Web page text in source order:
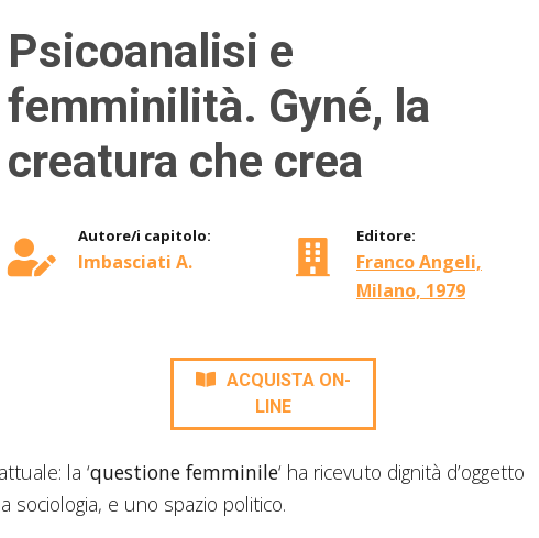
Psicoanalisi e
femminilità. Gyné, la
creatura che crea
Autore/i capitolo:
Imbasciati A.
Editore:
Franco Angeli,
Milano, 1979
ACQUISTA ON-
LINE
la ‘questione femminile‘ ha ricevuto dignità d’oggetto
sociologia, e uno spazio politico.